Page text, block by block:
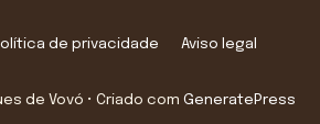
de privacidade Aviso legal
de Vovó • Criado com GeneratePress